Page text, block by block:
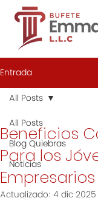
Entrada
All Posts
Blog Quiebras
Noticias
All Posts
Beneficios
Para los
Empresarios
Actualizado: 4 dic 2025